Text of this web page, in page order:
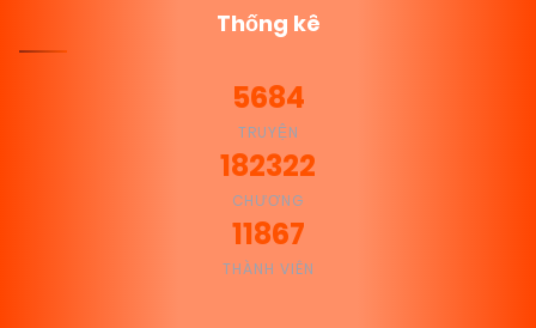
Thống kê
5684
TRUYỆN
182322
CHƯƠNG
11867
THÀNH VIÊN